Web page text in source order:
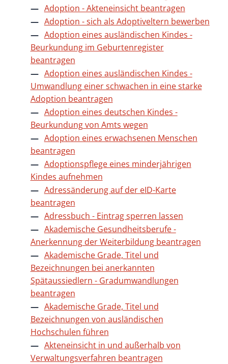
Adoption - Akteneinsicht beantragen
Adoption - sich als Adoptiveltern bewerben
Adoption eines ausländischen Kindes -
Beurkundung im Geburtenregister
beantragen
Adoption eines ausländischen Kindes -
Umwandlung einer schwachen in eine starke
Adoption beantragen
Adoption eines deutschen Kindes -
Beurkundung von Amts wegen
Adoption eines erwachsenen Menschen
beantragen
Adoptionspflege eines minderjährigen
Kindes aufnehmen
Adressänderung auf der eID-Karte
beantragen
Adressbuch - Eintrag sperren lassen
Akademische Gesundheitsberufe -
Anerkennung der Weiterbildung beantragen
Akademische Grade, Titel und
Bezeichnungen bei anerkannten
Spätaussiedlern - Gradumwandlungen
beantragen
Akademische Grade, Titel und
Bezeichnungen von ausländischen
Hochschulen führen
Akteneinsicht in und außerhalb von
Verwaltungsverfahren beantragen